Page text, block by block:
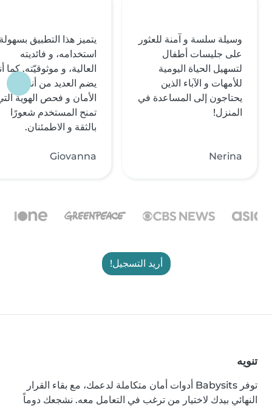
وسيلة سلسة و آمنة للعثور
على جليسات أطفال
لتسهيل الحياة اليومية
للأمهات و الآباء الذين
يحتاجون إلى المساعدة في
المنزل!
Nerina
يتميز هذا التطبيق
استخدامه، و فائديته
العالية، و موثوقيّته. كما
يضم العديد من أنظمة
الأمان و فحص الهوية
تمنح المستخدم شعورًا
بالثقة و الاطمئنان.
Giovanna
أريد التسجيل!
تنويه
توفر Babysits أدوات أمان متكاملة لدعمك، مع بقاء القرار
النهائي بيدك لاختيار من ترغب في التعامل معه. نشجعك دوماً